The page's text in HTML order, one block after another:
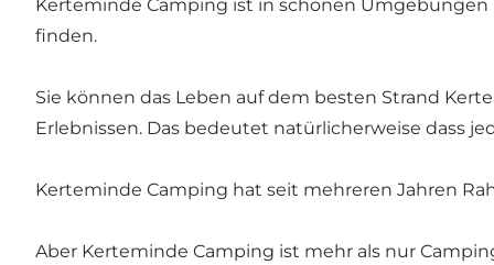
Kerteminde Camping ist in schönen Umgebungen
finden.
Sie können das Leben auf dem besten Strand
Erlebnissen. Das bedeutet natürlicherweise dass
Kerteminde Camping hat seit mehreren Jahren
Aber Kerteminde Camping ist mehr als nur